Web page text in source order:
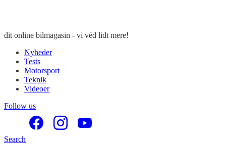
dit online bilmagasin - vi véd lidt mere!
Nyheder
Tests
Motorsport
Teknik
Videoer
Follow us
Search